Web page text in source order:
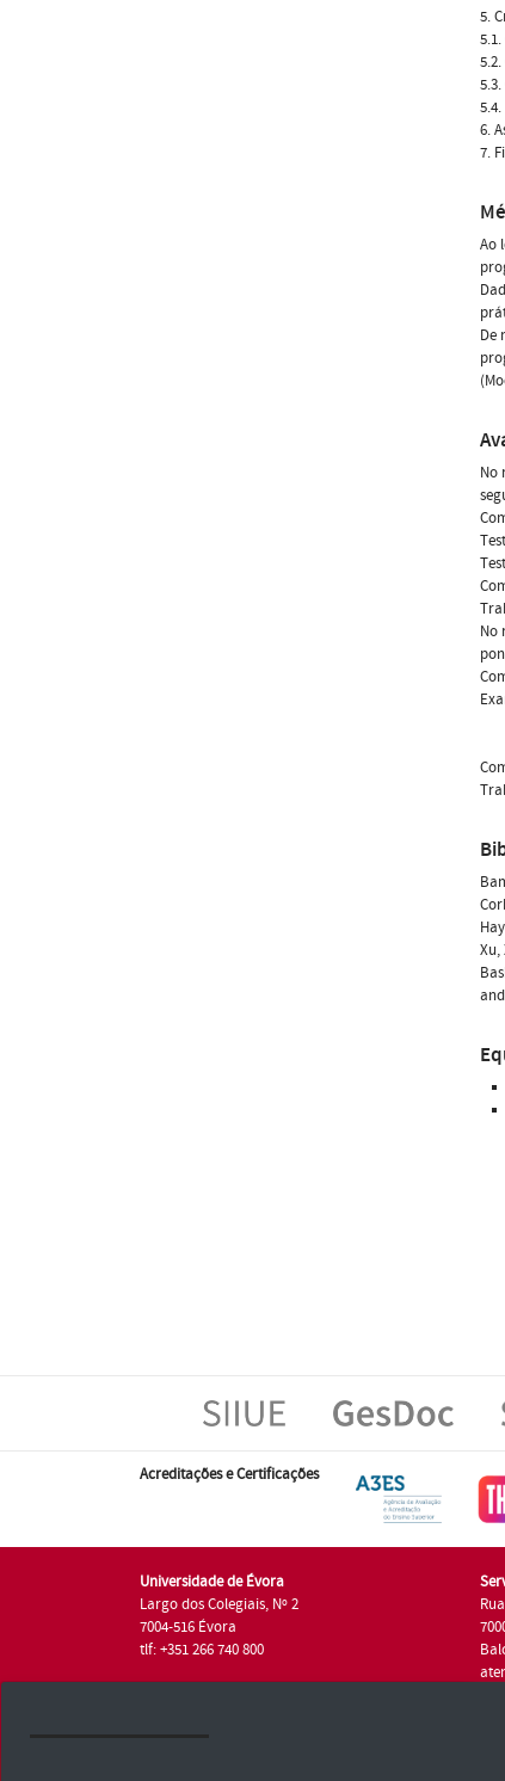
5.
6.
7.
Ao
De
No
No
Acreditações e Certificações
Universidade de Évora
Largo dos Colegiais, Nº 2
7004-516 Évora
tlf: +351 266 740 800